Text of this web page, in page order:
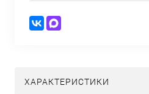
ХАРАКТЕРИСТИКИ